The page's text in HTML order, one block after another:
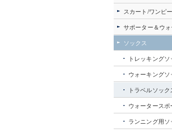
スカート/ワンピ
サポーター＆ウ
ソックス
トレッキングソ
ウォーキングソ
トラベルソック
ウォータースポ
ランニング用ソ